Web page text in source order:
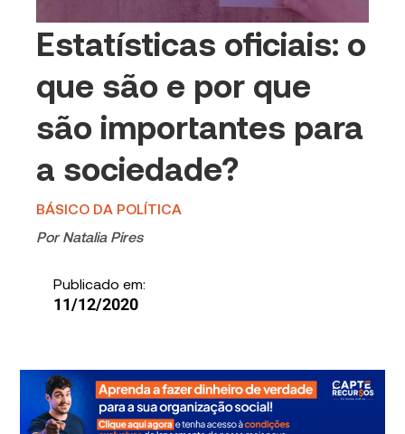
Estatísticas oficiais: o
que são e por que
são importantes para
a sociedade?
BÁSICO DA POLÍTICA
Por Natalia Pires
Publicado em:
11/12/2020